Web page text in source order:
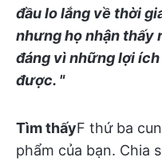
đầu lo lắng về thời
nhưng họ nhận thấy
đáng vì những lợi
được. "
Tìm thấyF thứ ba
phẩm của bạn. Chia